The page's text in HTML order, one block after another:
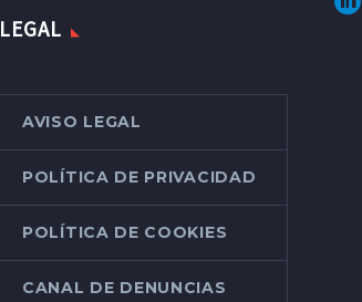
LEGAL
AVISO LEGAL
POLÍTICA DE PRIVACIDAD
POLÍTICA DE COOKIES
CANAL DE DENUNCIAS